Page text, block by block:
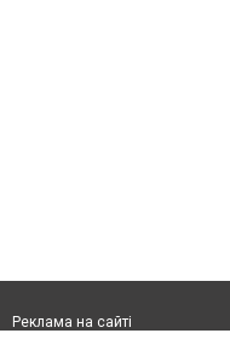
Реклама на сайті